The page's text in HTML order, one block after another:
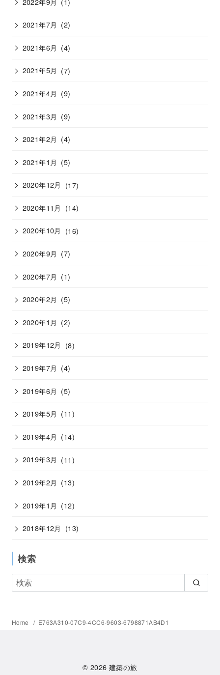
2021年7月 (2)
2021年6月 (4)
2021年5月 (7)
2021年4月 (9)
2021年3月 (9)
2021年2月 (4)
2021年1月 (5)
2020年12月 (17)
2020年11月 (14)
2020年10月 (16)
2020年9月 (7)
2020年7月 (1)
2020年2月 (5)
2020年1月 (2)
2019年12月 (8)
2019年7月 (4)
2019年6月 (5)
2019年5月 (11)
2019年4月 (14)
2019年3月 (11)
2019年2月 (13)
2019年1月 (12)
2018年12月 (13)
検索
Home E763A310-07C9-4CC6-9603-6798871AB4D1
© 2026建築の旅